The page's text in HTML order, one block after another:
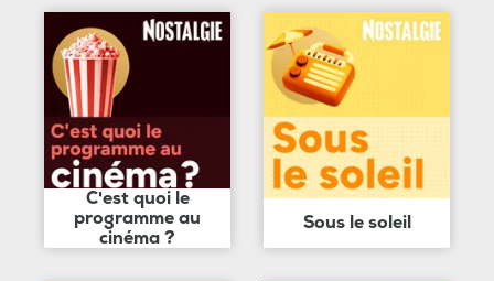
C'est quoi le
programme au
cinéma ?
Sous le soleil